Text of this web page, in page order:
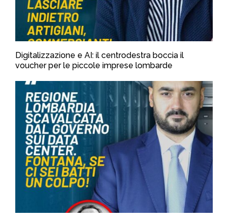
Digitalizzazione e AI: il centrodestra boccia il
voucher per le piccole imprese lombarde